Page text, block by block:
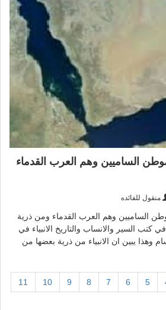
الساميين وهم العرب القدماء
للفائده
الساميين وهم العرب القدماء ومن ذرية
السير والانساب والتاريخ الانبياء في
يبين ان الانبياء من ذرية بعضها من
10